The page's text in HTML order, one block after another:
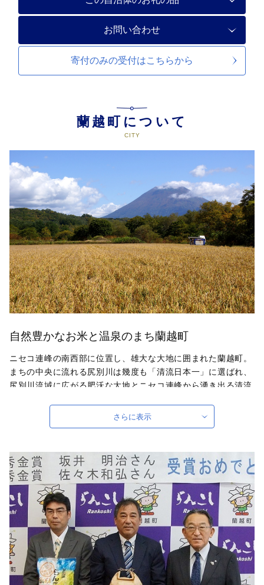
お問い合わせ
寄付のみの受付はこちらから
蘭越町について
自然豊かなお米と温泉のまち蘭越町
ニセコ連峰の南西部に位置し、雄大な大地に囲まれた蘭越町。
まちの中央に流れる尻別川は幾度も「清流日本一」に選ばれ、
尻別川流域に広がる肥沃な大地とニセコ連峰から湧き出る清流
異なる複数の温泉郷を有する自然に恵まれたまちです。
個人情報の保護は遷移先サイトの方針に従います。
さらに表示